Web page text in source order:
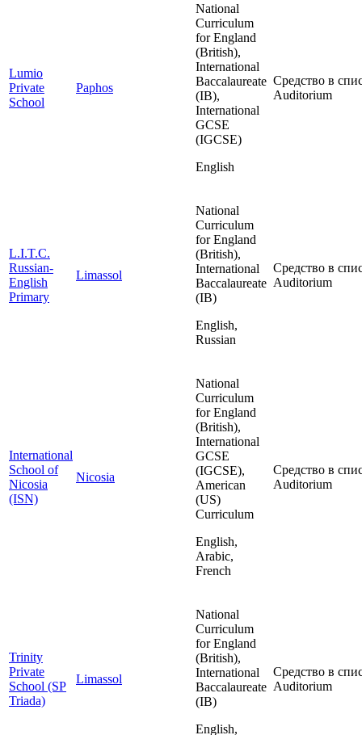
Lumio
Private
School
Paphos
National
Curriculum
for England
(British),
International
Baccalaureate
(IB),
International
GCSE
(IGCSE)
English
Средство в
Auditorium
L.I.T.C.
Russian-
English
Primary
Limassol
National
Curriculum
for England
(British),
International
Baccalaureate
(IB)
English,
Russian
Средство в
Auditorium
International
School of
Nicosia
(ISN)
Nicosia
National
Curriculum
for England
(British),
International
GCSE
(IGCSE),
American
(US)
Curriculum
English,
Arabic,
French
Средство в
Auditorium
Trinity
Private
School (SP
Triada)
Limassol
National
Curriculum
for England
(British),
International
Baccalaureate
(IB)
English,
Средство в
Auditorium